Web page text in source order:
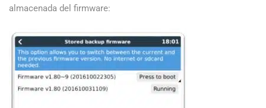
almacenada del firmware: